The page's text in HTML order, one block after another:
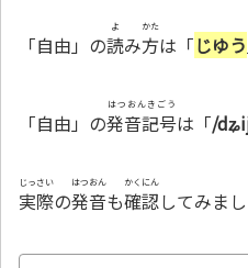
「自由」の読
よ
み方
かた
は「じゆう
「自由」の発音記号
はつおんきごう
は「/
実際
じっさい
の発音
はつおん
も確認
かくにん
してみまし